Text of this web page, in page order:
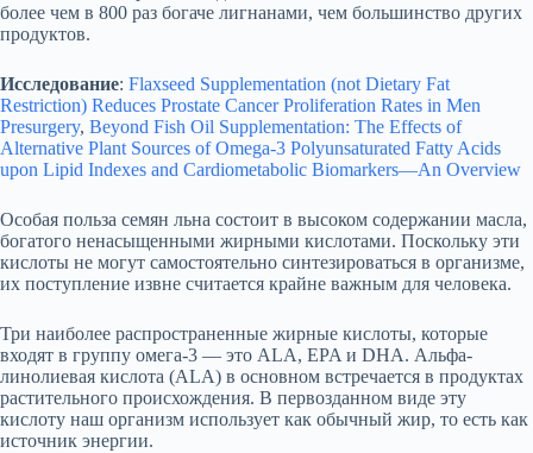
более чем в 800 раз богаче лигнанами, чем большинство других
продуктов.
Исследование: Flaxseed Supplementation (not Dietary Fat
Restriction) Reduces Prostate Cancer Proliferation Rates in Men
Presurgery, Beyond Fish Oil Supplementation: The Effects of
Alternative Plant Sources of Omega-3 Polyunsaturated Fatty Acids
upon Lipid Indexes and Cardiometabolic Biomarkers—An Overview
Особая польза семян льна состоит в высоком содержании масла,
богатого ненасыщенными жирными кислотами. Поскольку эти
кислоты не могут самостоятельно синтезироваться в организме,
их поступление извне считается крайне важным для человека.
Три наиболее распространенные жирные кислоты, которые
входят в группу омега-3 — это ALA, EPA и DHA. Альфа-
линолиевая кислота (ALA) в основном встречается в продуктах
растительного происхождения. В первозданном виде эту
кислоту наш организм использует как обычный жир, то есть как
источник энергии.